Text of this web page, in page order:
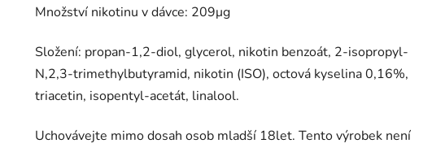
Množství nikotinu v dávce: 209μg
Složení: propan-1,2-diol, glycerol, nikotin benzoát, 2-isopropyl-
N,2,3-trimethylbutyramid, nikotin (ISO), octová kyselina 0,16%,
triacetin, isopentyl-acetát, linalool.
Uchovávejte mimo dosah osob mladší 18let. Tento výrobek není